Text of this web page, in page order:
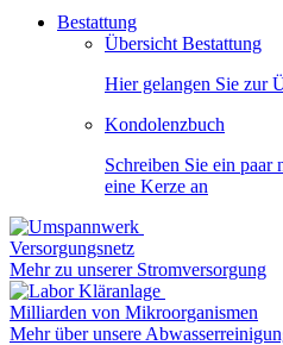
Bestattung
Übersicht Bestattung
Hier gelangen Sie zur
Kondolenzbuch
Schreiben Sie ein paar
eine Kerze an
Versorgungsnetz
Mehr zu unserer Stromversorgung
Milliarden von Mikroorganismen
Mehr über unsere